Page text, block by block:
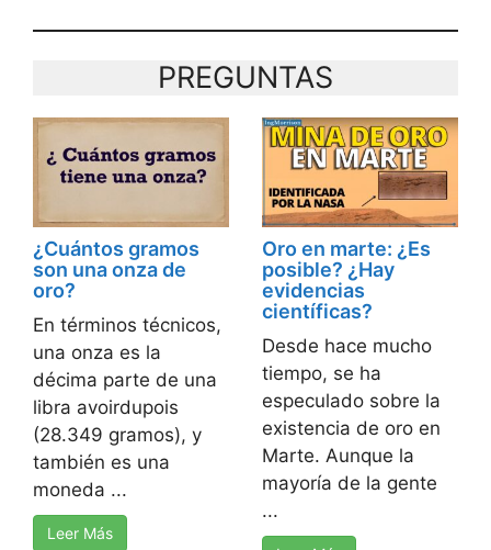
PREGUNTAS
¿Cuántos gramos
son una onza de
oro?
En términos técnicos,
una onza es la
décima parte de una
libra avoirdupois
(28.349 gramos), y
también es una
moneda ...
Leer Más
Oro en marte: ¿Es
posible? ¿Hay
evidencias
científicas?
Desde hace mucho
tiempo, se ha
especulado sobre la
existencia de oro en
Marte. Aunque la
mayoría de la gente
...